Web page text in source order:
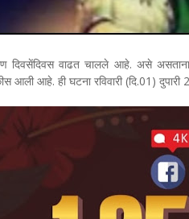
दिवसेंदिवस वाढत चालले आहे. असे असताना
आली आहे. ही घटना रविवारी (दि.01) दुपारी